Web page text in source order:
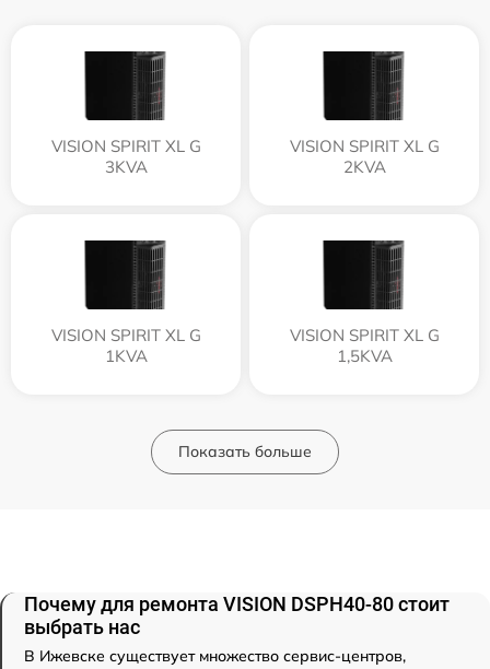
VISION SPIRIT XL G
3KVA
VISION SPIRIT XL G
2KVA
VISION SPIRIT XL G
1KVA
VISION SPIRIT XL G
1,5KVA
Показать больше
Почему для ремонта VISION DSPH40-80 стоит
выбрать нас
В Ижевске существует множество сервис-центров,